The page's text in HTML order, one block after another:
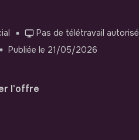
Pas de télétravail autorisé
Publiée le 21/05/2026
l'offre